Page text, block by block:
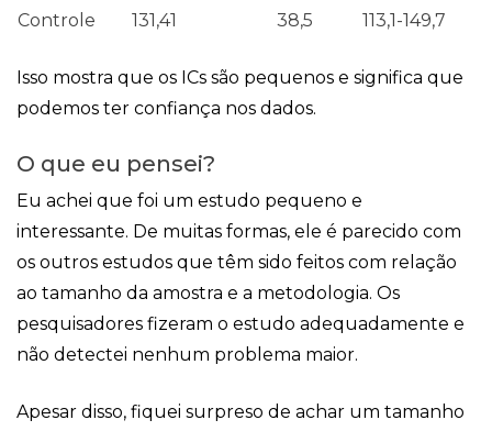
Controle
131,41 38,5 113,1-149,7
Isso mostra que os ICs são pequenos e significa que
podemos ter confiança nos dados.
O que eu pensei?
Eu achei que foi um estudo pequeno e
interessante. De muitas formas, ele é parecido com
os outros estudos que têm sido feitos com relação
ao tamanho da amostra e a metodologia. Os
pesquisadores fizeram o estudo adequadamente e
não detectei nenhum problema maior.
Apesar disso, fiquei surpreso de achar um tamanho